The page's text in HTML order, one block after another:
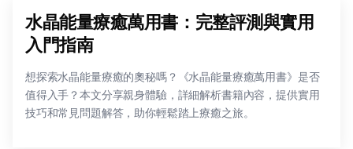
水晶能量療癒萬用書：完整評測與實用
入門指南
想探索水晶能量療癒的奧秘嗎？《水晶能量療癒萬用書》是否
值得入手？本文分享親身體驗，詳細解析書籍內容，提供實用
技巧和常見問題解答，助你輕鬆踏上療癒之旅。